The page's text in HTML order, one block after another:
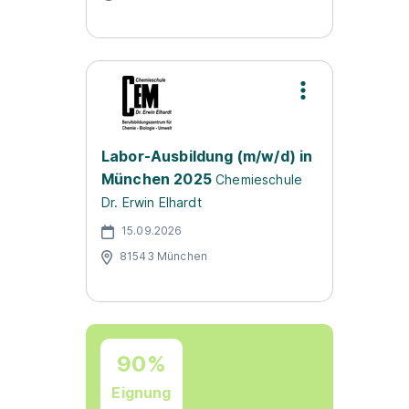
Labor-Ausbildung (m/w/d) in
München 2025 Chemieschule
Dr. Erwin Elhardt
15.09.2026
81543 München
90%
Eignung